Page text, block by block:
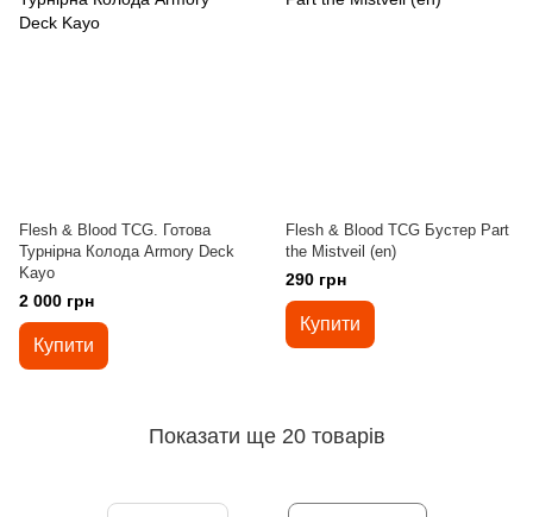
Flesh & Blood TCG. Готова
Турнірна Колода Armory Deck
Kayo
2 000 грн
Купити
Flesh & Blood TCG Бустер Part
the Mistveil (en)
290 грн
Купити
Показати ще 20 товарів